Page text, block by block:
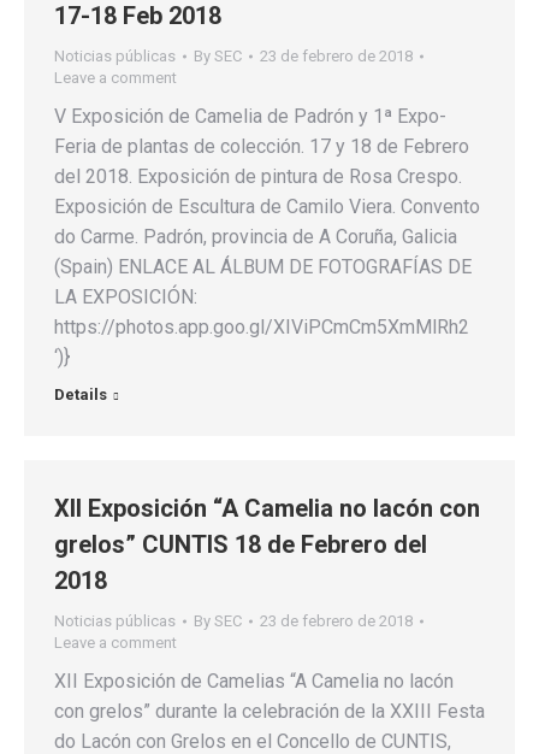
17-18 Feb 2018
Noticias públicas By SEC
23 de febrero de 2018
Leave a comment
V Exposición de Camelia de Padrón y 1ª Expo-
Feria de plantas de colección. 17 y 18 de Febrero
del 2018. Exposición de pintura de Rosa Crespo.
Exposición de Escultura de Camilo Viera. Convento
do Carme. Padrón, provincia de A Coruña, Galicia
(Spain) ENLACE AL ÁLBUM DE FOTOGRAFÍAS DE
LA EXPOSICIÓN:
https://photos.app.goo.gl/XIViPCmCm5XmMlRh2
‘)}
Details
XII Exposición “A Camelia no lacón con
grelos” CUNTIS 18 de Febrero del
2018
Noticias públicas By SEC
23 de febrero de 2018
Leave a comment
XII Exposición de Camelias “A Camelia no lacón
con grelos” durante la celebración de la XXIII Festa
do Lacón con Grelos en el Concello de CUNTIS,